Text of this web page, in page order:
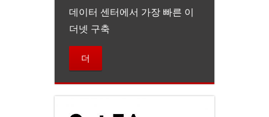
데이터 센터에서 가장 빠른 이
더넷 구축
더